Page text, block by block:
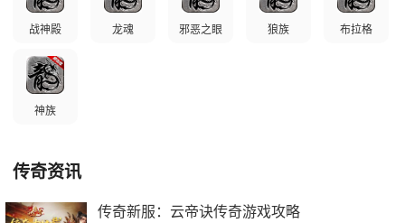
战神殿 龙魂 邪恶之眼 狼族 布拉格
神族
传奇资讯
传奇新服：云帝诀传奇游戏攻略